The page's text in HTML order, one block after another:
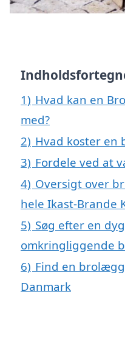
1) Hvad kan en
med?
2) Hvad koster en
3) Fordele ved at
4) Oversigt over
hele Ikast-Brande
5) Søg efter en
omkringliggende
6) Find en
Danmark